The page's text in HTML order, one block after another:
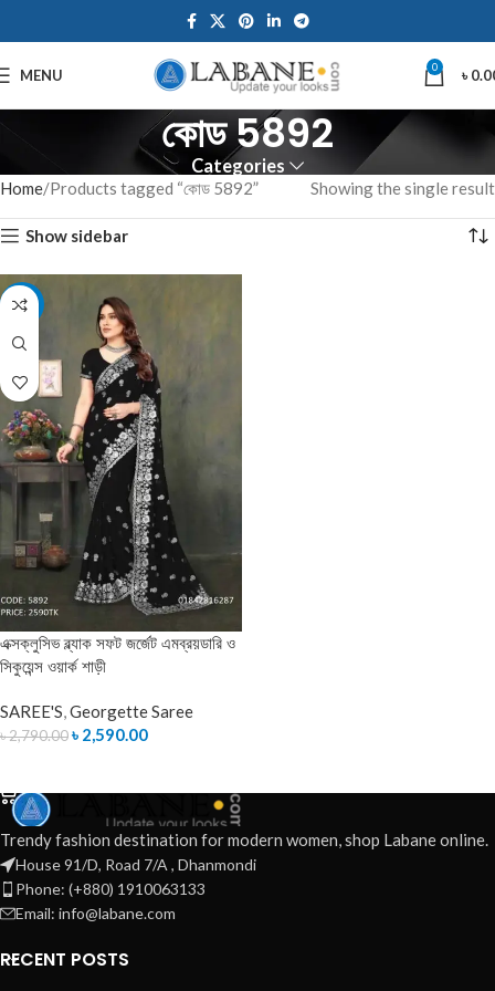
MENU 0 ৳
কোড 5892
Categories
Home Products tagged “কোড 5892” Showing the single result
Show sidebar
-7%
এক্সক্লুসিভ ব্ল্যাক সফট জর্জেট এমব্রয়ডারি ও
সিকুয়েন্স ওয়ার্ক শাড়ী
SAREE'S,Georgette Saree
৳2,790.00৳ 2,590.00
Trendy fashion destination for modern women, shop Labane online.
House 91/D, Road 7/A , Dhanmondi
Phone: (+880) 1910063133
Email: info@labane.com
RECENT POSTS